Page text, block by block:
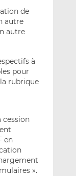
de
autre
autre
à
pour
rubrique
cession
en
».